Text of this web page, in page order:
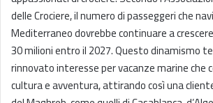
delle Crociere, il numero di passeggeri che
Mediterraneo dovrebbe continuare a
30 milioni entro il 2027. Questo dinamismo
rinnovato interesse per vacanze marine che
cultura e avventura, attirando così una